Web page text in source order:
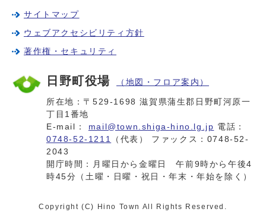
サイトマップ
ウェブアクセシビリティ方針
著作権・セキュリティ
日野町役場 （地図・フロア案内）
所在地：〒529-1698 滋賀県蒲生郡日野町河原一
丁目1番地
E-mail： mail@town.shiga-hino.lg.jp 電話：
0748-52-1211
（代表） ファックス：0748-52-
2043
開庁時間：月曜日から金曜日 午前9時から午後4
時45分（土曜・日曜・祝日・年末・年始を除く）
Copyright (C) Hino Town All Rights Reserved.